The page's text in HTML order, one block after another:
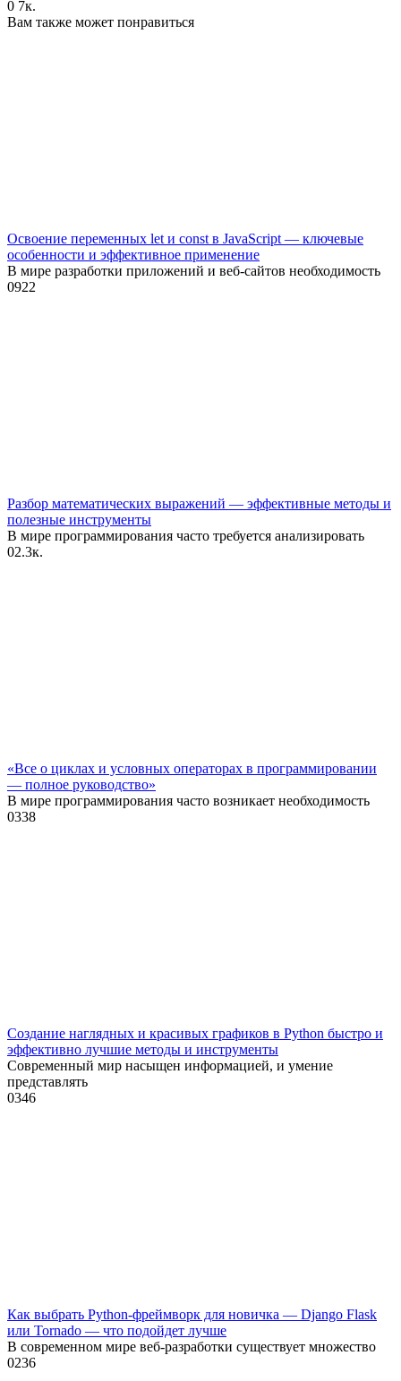
0 7к.
Вам также может понравиться
Освоение переменных let и const в JavaScript — ключевые
особенности и эффективное применение
В мире разработки приложений и веб-сайтов необходимость
0922
Разбор математических выражений — эффективные методы и
полезные инструменты
В мире программирования часто требуется анализировать
02.3к.
«Все о циклах и условных операторах в программировании
— полное руководство»
В мире программирования часто возникает необходимость
0338
Создание наглядных и красивых графиков в Python быстро и
эффективно лучшие методы и инструменты
Современный мир насыщен информацией, и умение
представлять
0346
Как выбрать Python-фреймворк для новичка — Django Flask
или Tornado — что подойдет лучше
В современном мире веб-разработки существует множество
0236